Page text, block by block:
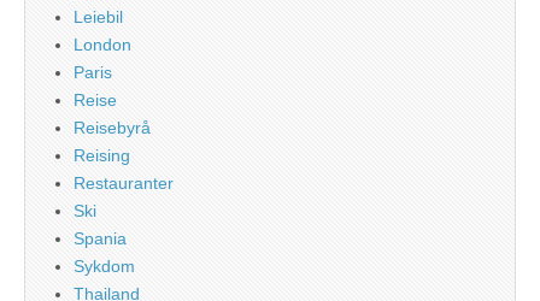
Leiebil
London
Paris
Reise
Reisebyrå
Reising
Restauranter
Ski
Spania
Sykdom
Thailand